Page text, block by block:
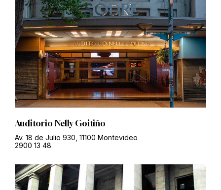
Auditorio Nelly Goitiño
Av. 18 de Julio 930, 11100 Montevideo
2900 13 48